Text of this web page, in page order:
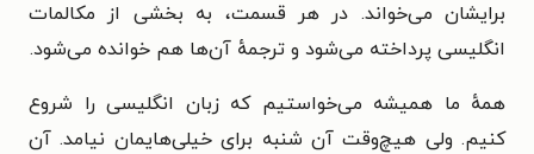
برایشان می‌خواند. در هر قسمت، به بخشی از مکالمات
انگلیسی پرداخته می‌شود و ترجمهٔ آن‌ها هم خوانده می‌شود.
همهٔ ما همیشه می‌خواستیم که زبان انگلیسی را شروع
کنیم. ولی هیچ‌وقت آن شنبه برای خیلی‌هایمان نیامد. آن